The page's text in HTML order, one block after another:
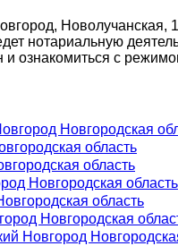
Новолучанская,
нотариальную
и ознакомиться с
Новгородская
область
область
Новгородская область
область
Новгородская
Новгород